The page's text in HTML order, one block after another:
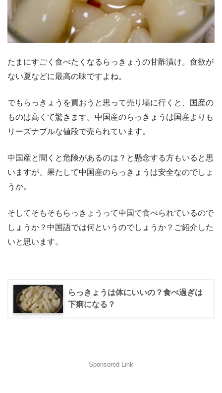
たまにすごく食べたくなるらっきょうの甘酢漬け。食欲が
ない夏などに最高の味ですよね。
でもらっきょうを買おうと思って売り場に行くと、国産の
ものは高くて驚きます。中国産のらっきょうは国産よりも
リーズナブルな値段で売られています。
中国産と聞くと危険があるのは？と懸念する方もいると思
いますが、果たして中国産のらっきょうは安全なのでしょ
うか。
そしてそもそもらっきょうって中国で食べられているので
しょうか？中国語では何というのでしょうか？ご紹介した
いと思います。
らっきょうは体にいいの？食べ過ぎは
下痢になる？
Sponsored Link